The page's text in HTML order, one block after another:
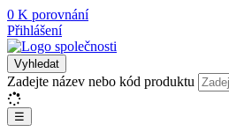
0 K porovnání
Přihlášení
Vyhledat
Zadejte název nebo kód produktu
☰